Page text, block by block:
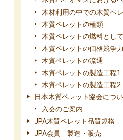
木材利用の中での木質ペ
木質ペレットの種類
木質ペレットの燃料とし
木質ペレットの価格競争力
木質ペレットの流通
木質ペレットの製造工程1
木質ペレットの製造工程2
日本木質ペレット協会につ
入会のご案内
JPA木質ペレット品質規格
JPA会員 製造・販売